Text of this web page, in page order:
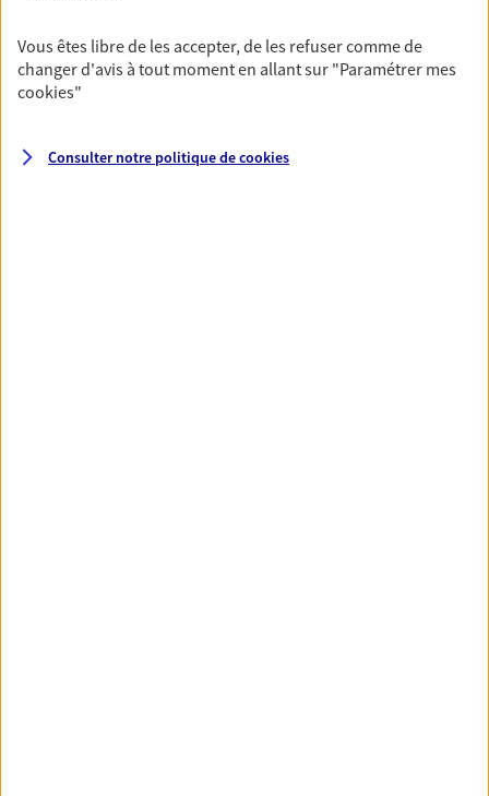
Couvrez vos dépenses de santé ainsi que celles de
votre famille avec la complémentaire santé qui
vous ressemble.
Prévoyance
Vous êtes libre de les accepter, de les refuser comme de
changer d'avis à tout moment en allant sur "Paramétrer mes
cookies"
Consulter notre politique decookies